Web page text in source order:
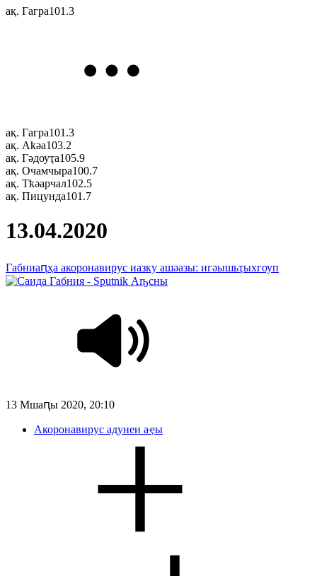
ақ. Гагра101.3
ақ. Гагра101.3
ақ. Аҟәа103.2
ақ. Гәдоуҭа105.9
ақ. Очамчыра100.7
ақ. Тҟәарчал102.5
ақ. Пицунда101.7
13.04.2020
Габниаԥҳа акоронавирус иазку ашәазы: игәышьҭыхгоуп
13 Мшаԥы 2020, 20:10
Акоронавирус адунеи аҿы